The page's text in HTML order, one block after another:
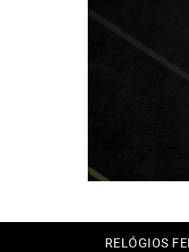
RELÓGIOS